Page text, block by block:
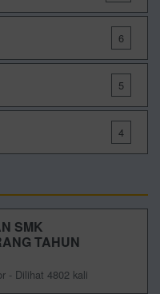
6
5
4
SMK
TAHUN
- Dilihat 4802 kali